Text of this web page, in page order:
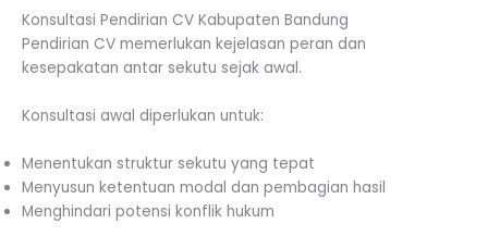
Konsultasi Pendirian CV Kabupaten Bandung
Pendirian CV memerlukan kejelasan peran dan
kesepakatan antar sekutu sejak awal.
Konsultasi awal diperlukan untuk:
Menentukan struktur sekutu yang tepat
Menyusun ketentuan modal dan pembagian hasil
Menghindari potensi konflik hukum